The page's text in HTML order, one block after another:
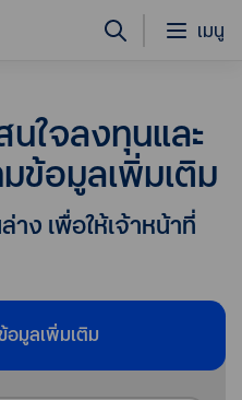
เมนู
ใจลงทุนและ
ข้อมูลเพิ่มเติม
ง เพื่อให้เจ้าหน้าที่
อมูลเพิ่มเติม